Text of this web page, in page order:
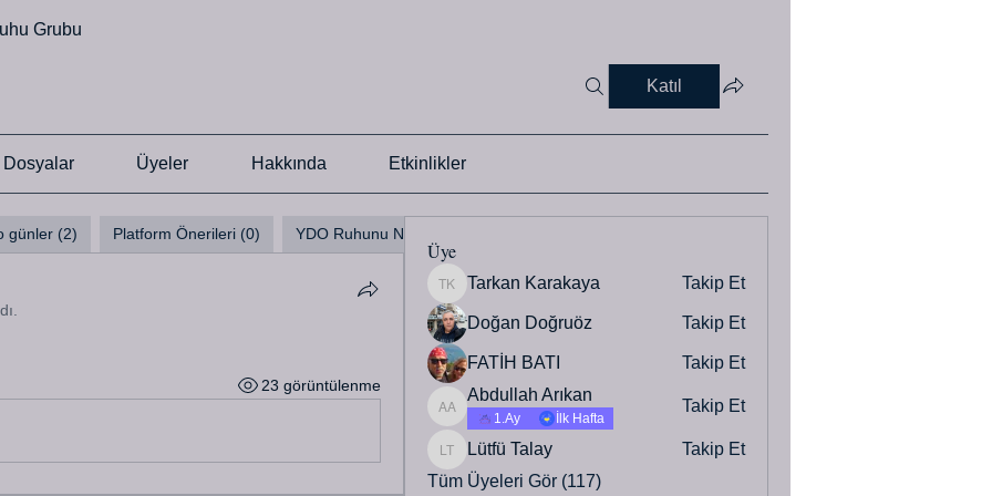
Grubu
Katıl
Dosyalar Üyeler Hakkında Etkinlikler
günler (2) Platform Önerileri (0) YDO Ruhunu Nasıl Ayağa kaldırıcaz (0)
23 görüntülenme
Üye
Tarkan Karakaya
Tarkan Karakaya Takip Et
Doğan Doğruöz Takip Et
FATİH BATI Takip Et
Abdullah Arıkan
Abdullah Arıkan
1.Ay İlk Hafta
Takip Et
Lütfü Talay
Lütfü Talay
Takip Et
Tüm Üyeleri Gör (117)